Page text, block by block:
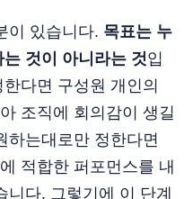
이 있습니다. 목표는 누
것이 아니라는 것입
다면 구성원 개인의
조직에 회의감이 생길
하는대로만 정한다면
적합한 퍼포먼스를 내
니다. 그렇기에 이 단계